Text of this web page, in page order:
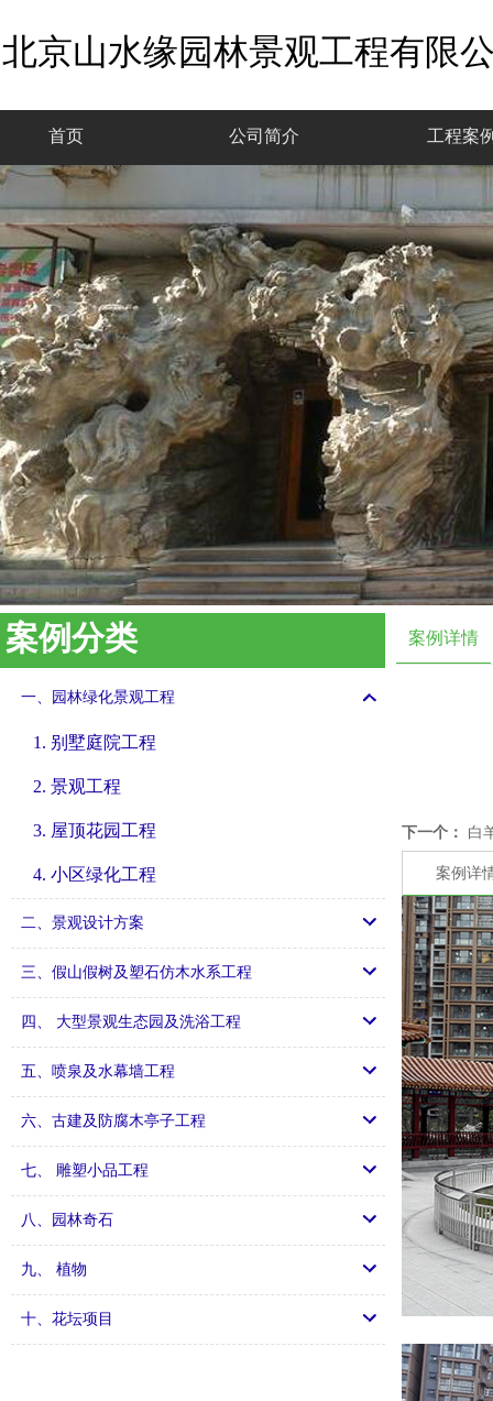
北京山水缘园林景观工程有限
首页 公司简介 工程案
案例分类
一、园林绿化景观工程
1. 别墅庭院工程
2. 景观工程
3. 屋顶花园工程
4. 小区绿化工程
二、景观设计方案
三、假山假树及塑石仿木水系工程
四、 大型景观生态园及洗浴工程
五、喷泉及水幕墙工程
六、古建及防腐木亭子工程
七、 雕塑小品工程
八、园林奇石
九、 植物
十、花坛项目
案例详情
下一个： 白
案例详